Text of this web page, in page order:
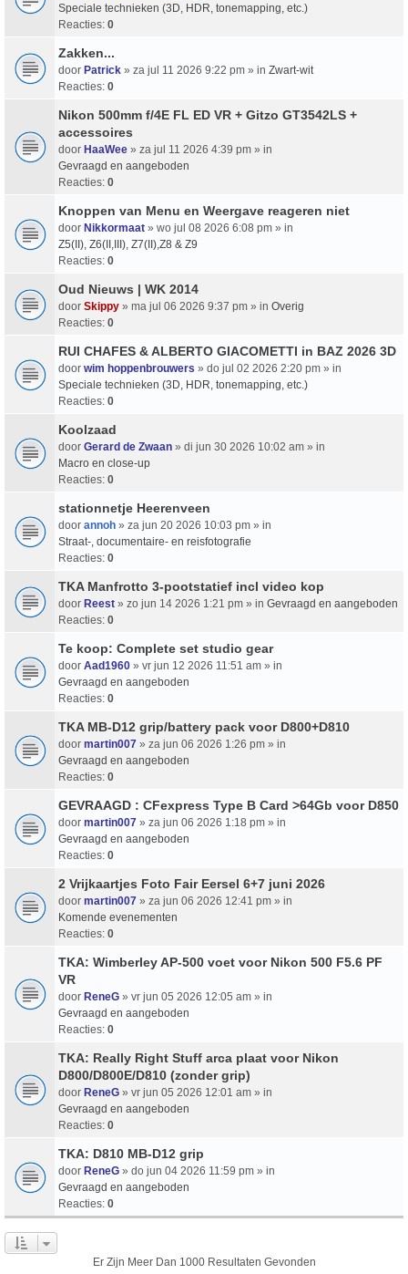
Speciale technieken (3D, HDR, tonemapping, etc.)
Reacties: 0
Zakken...
door Patrick » za jul 11 2026 9:22 pm » in Zwart-wit
Reacties: 0
Nikon 500mm f/4E FL ED VR + Gitzo GT3542LS +
accessoires
door HaaWee » za jul 11 2026 4:39 pm » in
Gevraagd en aangeboden
Reacties: 0
Knoppen van Menu en Weergave reageren niet
door Nikkormaat » wo jul 08 2026 6:08 pm » in
Z5(II), Z6(II,III), Z7(II),Z8 & Z9
Reacties: 0
Oud Nieuws | WK 2014
door Skippy » ma jul 06 2026 9:37 pm » in Overig
Reacties: 0
RUI CHAFES & ALBERTO GIACOMETTI in BAZ 2026 3D
door wim hoppenbrouwers » do jul 02 2026 2:20 pm » in
Speciale technieken (3D, HDR, tonemapping, etc.)
Reacties: 0
Koolzaad
door Gerard de Zwaan » di jun 30 2026 10:02 am » in
Macro en close-up
Reacties: 0
stationnetje Heerenveen
door annoh » za jun 20 2026 10:03 pm » in
Straat-, documentaire- en reisfotografie
Reacties: 0
TKA Manfrotto 3-pootstatief incl video kop
door Reest » zo jun 14 2026 1:21 pm » in Gevraagd en aangeboden
Reacties: 0
Te koop: Complete set studio gear
door Aad1960 » vr jun 12 2026 11:51 am » in
Gevraagd en aangeboden
Reacties: 0
TKA MB-D12 grip/battery pack voor D800+D810
door martin007 » za jun 06 2026 1:26 pm » in
Gevraagd en aangeboden
Reacties: 0
GEVRAAGD : CFexpress Type B Card >64Gb voor D850
door martin007 » za jun 06 2026 1:18 pm » in
Gevraagd en aangeboden
Reacties: 0
2 Vrijkaartjes Foto Fair Eersel 6+7 juni 2026
door martin007 » za jun 06 2026 12:41 pm » in
Komende evenementen
Reacties: 0
TKA: Wimberley AP-500 voet voor Nikon 500 F5.6 PF
VR
door ReneG » vr jun 05 2026 12:05 am » in
Gevraagd en aangeboden
Reacties: 0
TKA: Really Right Stuff arca plaat voor Nikon
D800/D800E/D810 (zonder grip)
door ReneG » vr jun 05 2026 12:01 am » in
Gevraagd en aangeboden
Reacties: 0
TKA: D810 MB-D12 grip
door ReneG » do jun 04 2026 11:59 pm » in
Gevraagd en aangeboden
Reacties: 0
Er Zijn Meer Dan 1000 Resultaten Gevonden